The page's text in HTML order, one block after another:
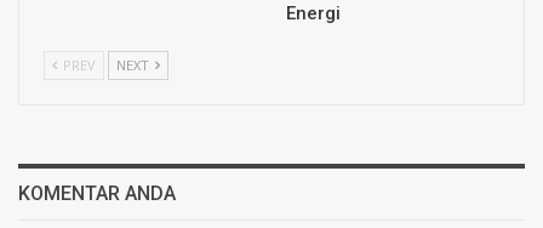
Energi
PREV NEXT
KOMENTAR ANDA